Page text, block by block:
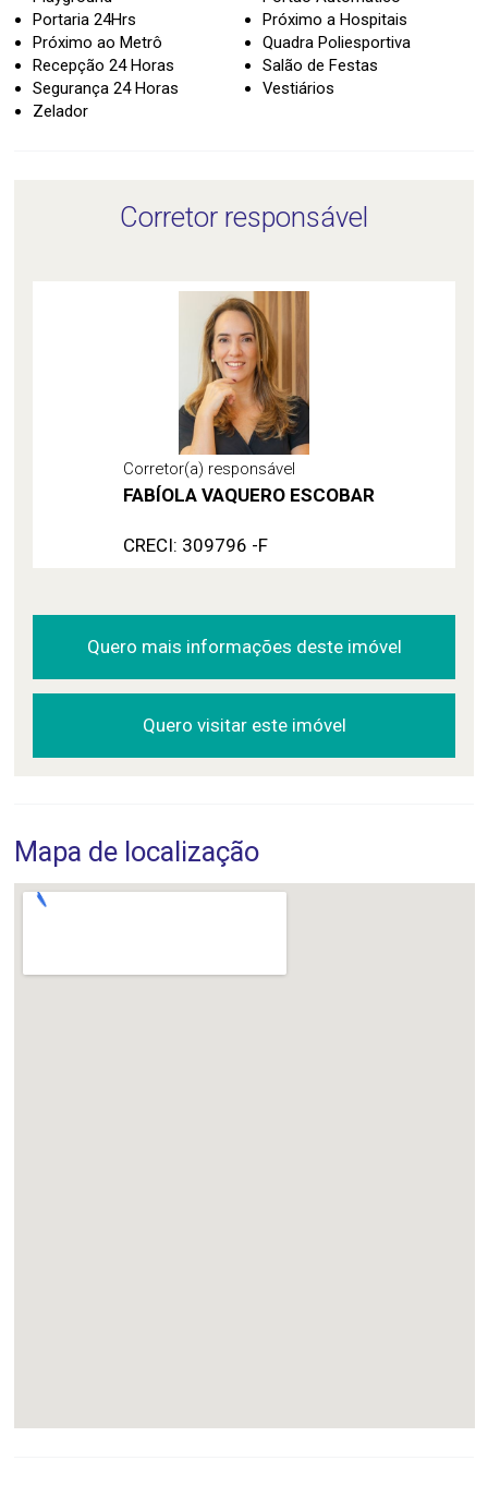
Portaria 24Hrs
Próximo a Hospitais
Próximo ao Metrô
Quadra Poliesportiva
Recepção 24 Horas
Salão de Festas
Segurança 24 Horas
Vestiários
Zelador
Corretor responsável
Corretor(a) responsável
FABÍOLA VAQUERO ESCOBAR
CRECI: 309796 -F
Quero mais informações deste imóvel
Quero visitar este imóvel
Mapa de localização